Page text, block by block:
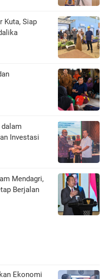
Kuta, Siap
dalam
Investasi
Mendagri,
Berjalan
Ekonomi